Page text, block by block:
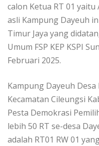
calon Ketua RT 01 yaitu
asli Kampung Dayeuh
Timur Jaya yang
Umum FSP KEP KSPI
Februari 2025.
Kampung Dayeuh Desa
Kecamatan Cileungsi
Pesta Demokrasi
lebih 50 RT se-desa
adalah RT01 RW 01